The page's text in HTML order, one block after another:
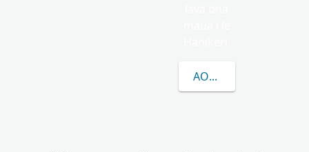
AOAO ATILI E UIGA I